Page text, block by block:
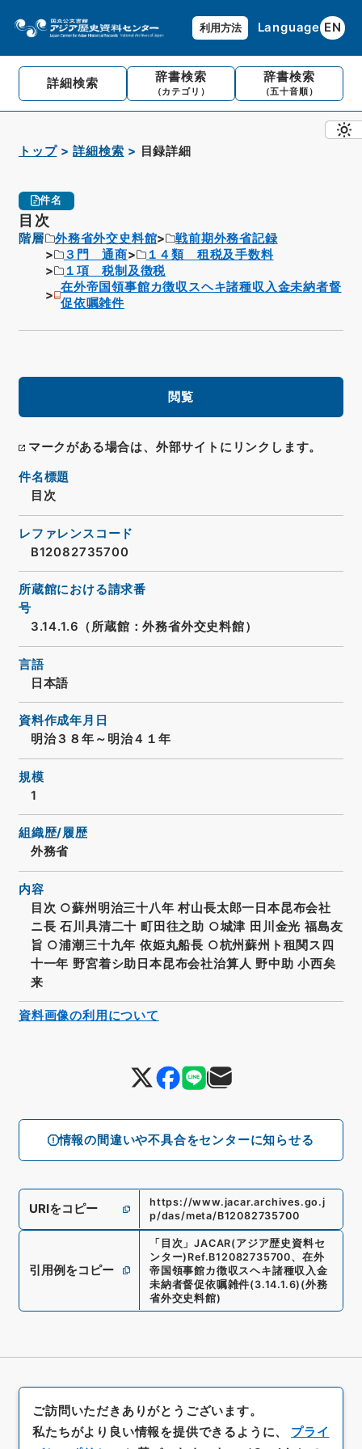
利用方法 Language EN
詳細検索 辞書検索
（カテゴリ）
辞書検索
（五十音順）
トップ 詳細検索 目録詳細
件名
目次
階層 外務省外交史料館
戦前期外務省記録
３門 通商
１４類 租税及手数料
１項 税制及徴税
在外帝国領事館カ徴収スヘキ諸種収入金未納者督
促依嘱雑件
閲覧
マークがある場合は、外部サイトにリンクします。
情報の間違いや不具合をセンターに知らせる
件名標題
目次
レファレンスコード
B12082735700
所蔵館における請求番
号
3.14.1.6（所蔵館：外務省外交史料館）
言語
日本語
資料作成年月日
明治３８年～明治４１年
規模
1
組織歴/履歴
外務省
内容
目次 ○蘇州明治三十八年 村山長太郎一日本昆布会社
ニ長 石川具清二十 町田往之助 ○城津 田川金光 福島友
旨 ○浦潮三十九年 依姫丸船長 ○杭州蘇州ト租関ス四
十一年 野宮着シ助日本昆布会社治算人 野中助 小西矣
来
URIをコピー
https://www.jacar.archives.go.j
p/das/meta/B12082735700
引用例をコピー
「 目次 」JACAR(アジア歴史資料セ
ンター) Ref.B12082735700、 在外
帝国領事館カ徴収スヘキ諸種収入金
未納者督促依嘱雑件(3.14.1.6) (外務
省外交史料館)
資料画像の利用について
ご訪問いただきありがとうございます。
私たちがより良い情報を提供できるように、 プライ